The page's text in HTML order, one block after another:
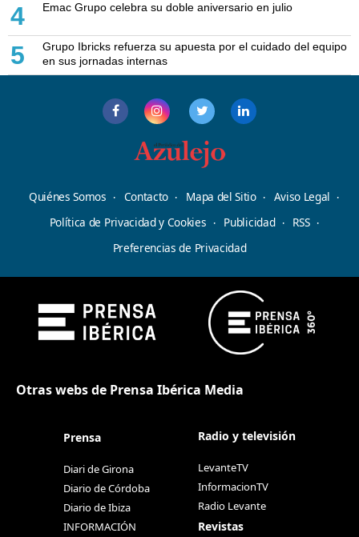
4 Emac Grupo celebra su doble aniversario en julio
5
Grupo Ibricks refuerza su apuesta por el cuidado del equipo
en sus jornadas internas
Quiénes Somos Contacto Mapa del Sitio
Aviso Legal
Política de Privacidad y Cookies
Publicidad
RSS
Preferencias de Privacidad
Otras webs de Prensa Ibérica Media
Prensa
Diari de Girona
Diario de Córdoba
Diario de Ibiza
INFORMACIÓN
Radio y televisión
LevanteTV
InformacionTV
Radio Levante
Revistas